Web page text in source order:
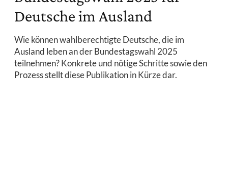
Deutsche im Ausland
Wie können wahlberechtigte Deutsche, die im
Ausland leben an der Bundestagswahl 2025
teilnehmen? Konkrete und nötige Schritte sowie den
Prozess stellt diese Publikation in Kürze dar.